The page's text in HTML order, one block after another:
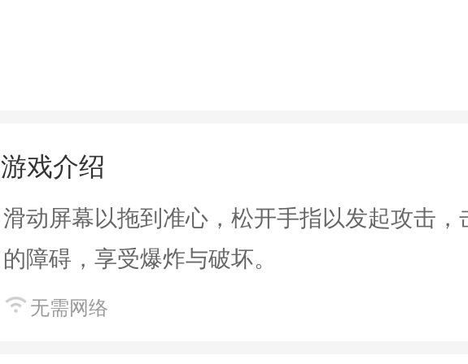
游戏介绍
滑动屏幕以拖到准心，松开手指以发起攻击，
的障碍，享受爆炸与破坏。
无需网络